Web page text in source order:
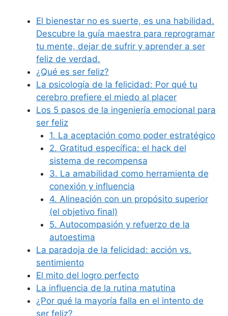
El bienestar no es suerte, es una habilidad.
Descubre la guía maestra para reprogramar
tu mente, dejar de sufrir y aprender a ser
feliz de verdad.
¿Qué es ser feliz?
La psicología de la felicidad: Por qué tu
cerebro prefiere el miedo al placer
Los 5 pasos de la ingeniería emocional para
ser feliz
1. La aceptación como poder estratégico
2. Gratitud específica: el hack del
sistema de recompensa
3. La amabilidad como herramienta de
conexión y influencia
4. Alineación con un propósito superior
(el objetivo final)
5. Autocompasión y refuerzo de la
autoestima
La paradoja de la felicidad: acción vs.
sentimiento
El mito del logro perfecto
La influencia de la rutina matutina
¿Por qué la mayoría falla en el intento de
ser feliz?